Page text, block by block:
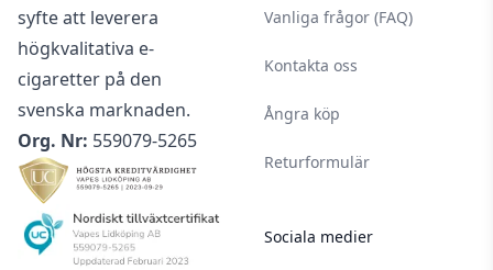
syfte att leverera
högkvalitativa e-
cigaretter på den
svenska marknaden.
Org. Nr: 559079-5265
Vanliga frågor (FAQ)
Kontakta oss
Ångra köp
Returformulär
Sociala medier